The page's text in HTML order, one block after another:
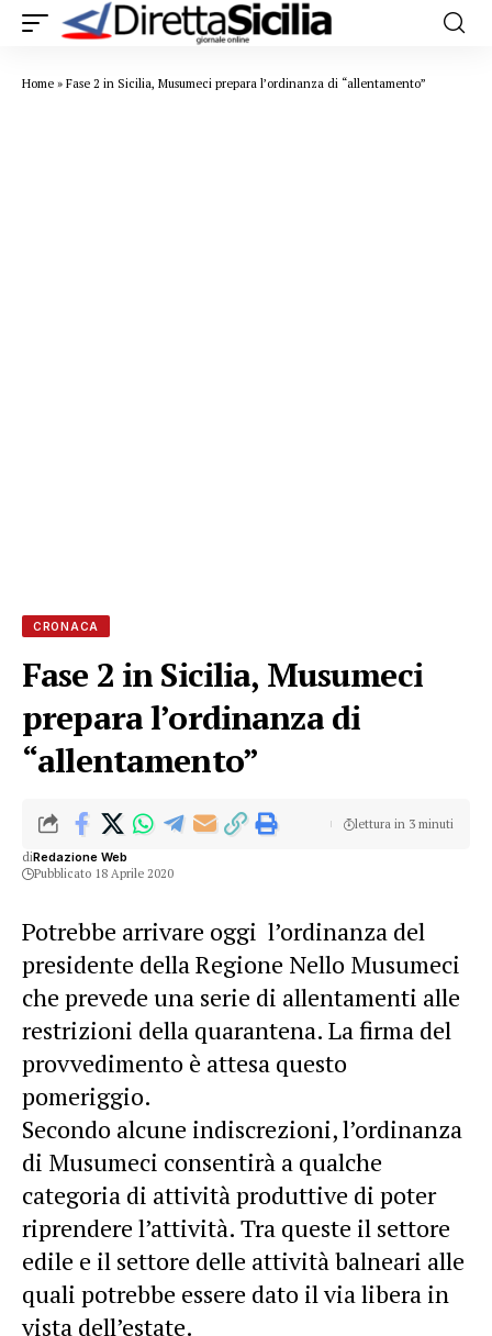
Home » Fase 2 in Sicilia, Musumeci prepara l’ordinanza di “allentamento”
CRONACA
Fase 2 in Sicilia, Musumeci
prepara l’ordinanza di
“allentamento”
diRedazione Web
Pubblicato 18 Aprile 2020
lettura in 3 minuti
Potrebbe arrivare oggi l’ordinanza del
presidente della Regione Nello Musumeci
che prevede una serie di allentamenti alle
restrizioni della quarantena. La firma del
provvedimento è attesa questo
pomeriggio.
Secondo alcune indiscrezioni, l’ordinanza
di Musumeci consentirà a qualche
categoria di attività produttive di poter
riprendere l’attività. Tra queste il settore
edile e il settore delle attività balneari alle
quali potrebbe essere dato il via libera in
vista dell’estate.